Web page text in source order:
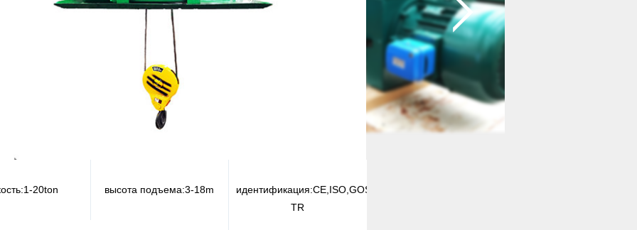
1-20ton высота подъема:3-18m идентификация:CE,ISO,GOST,CU-
TR